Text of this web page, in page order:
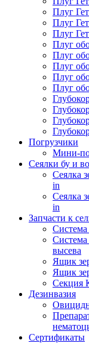
Плуг
Плуг
Плуг
Плуг
Плуг
Плуг
Плуг
Плуг
Погрузчики
Мини-
Сеялки бу и
Сеялка
in
Сеялка
in
Запчасти к
Система
Система
высева
Ящик
Ящик
Секция
Дезинвазия
Сертификаты